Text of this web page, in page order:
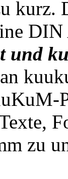
kurz.
und
zu